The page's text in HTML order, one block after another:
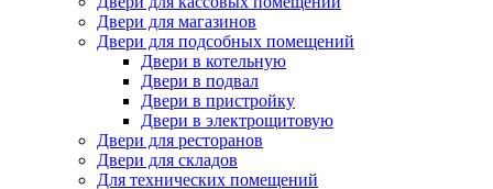
Двери для магазинов
Двери для подсобных помещений
Двери в котельную
Двери в подвал
Двери в пристройку
Двери в электрощитовую
Двери для ресторанов
Двери для складов
Для технических помещений